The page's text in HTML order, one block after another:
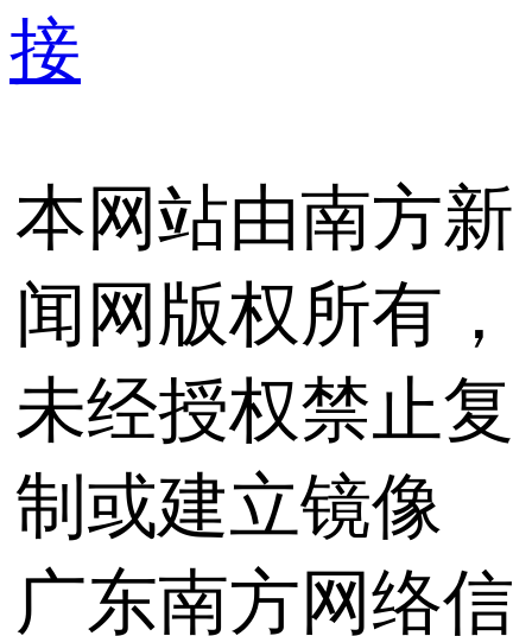
接
本网站由南方新
闻网版权所有，
未经授权禁止复
制或建立镜像
广东南方网络信